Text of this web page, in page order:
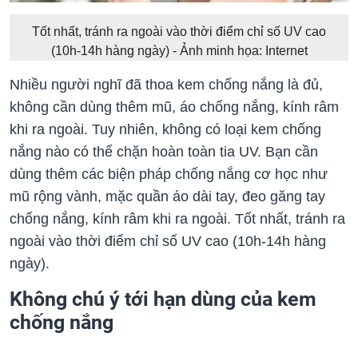
Tốt nhất, tránh ra ngoài vào thời điểm chỉ số UV cao
(10h-14h hàng ngày) - Ảnh minh họa: Internet
Nhiều người nghĩ đã thoa kem chống nắng là đủ,
không cần dùng thêm mũ, áo chống nắng, kính râm
khi ra ngoài. Tuy nhiên, không có loại kem chống
nắng nào có thể chặn hoàn toàn tia UV. Bạn cần
dùng thêm các biện pháp chống nắng cơ học như
mũ rộng vành, mặc quần áo dài tay, đeo găng tay
chống nắng, kính râm khi ra ngoài. Tốt nhất, tránh ra
ngoài vào thời điểm chỉ số UV cao (10h-14h hàng
ngày).
Không chú ý tới hạn dùng của kem
chống nắng